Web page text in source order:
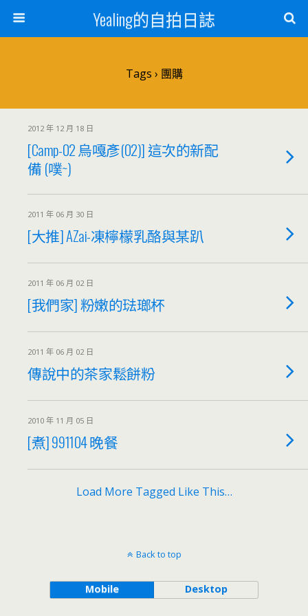
Yealing的自拍日誌
Tags › 團購
2012 年 12 月 18 日
[Camp-02 烏嘎彥(02)] 這次的新配
備 (噗~)
2011 年 06 月 30 日
[大推] AZai-凍檸檬乳酪與某趴
2011 年 06 月 02 日
[我們家] 粉嫩的琺瑯杯
2011 年 06 月 02 日
傳說中的茶家鬆餅粉
2010 年 11 月 05 日
[煮] 991104 晚餐
Load More Tagged Like This…
Back to top
Mobile Desktop